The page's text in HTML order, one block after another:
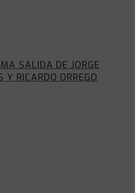
SALIDA DE JORGE
Y RICARDO ORREGO